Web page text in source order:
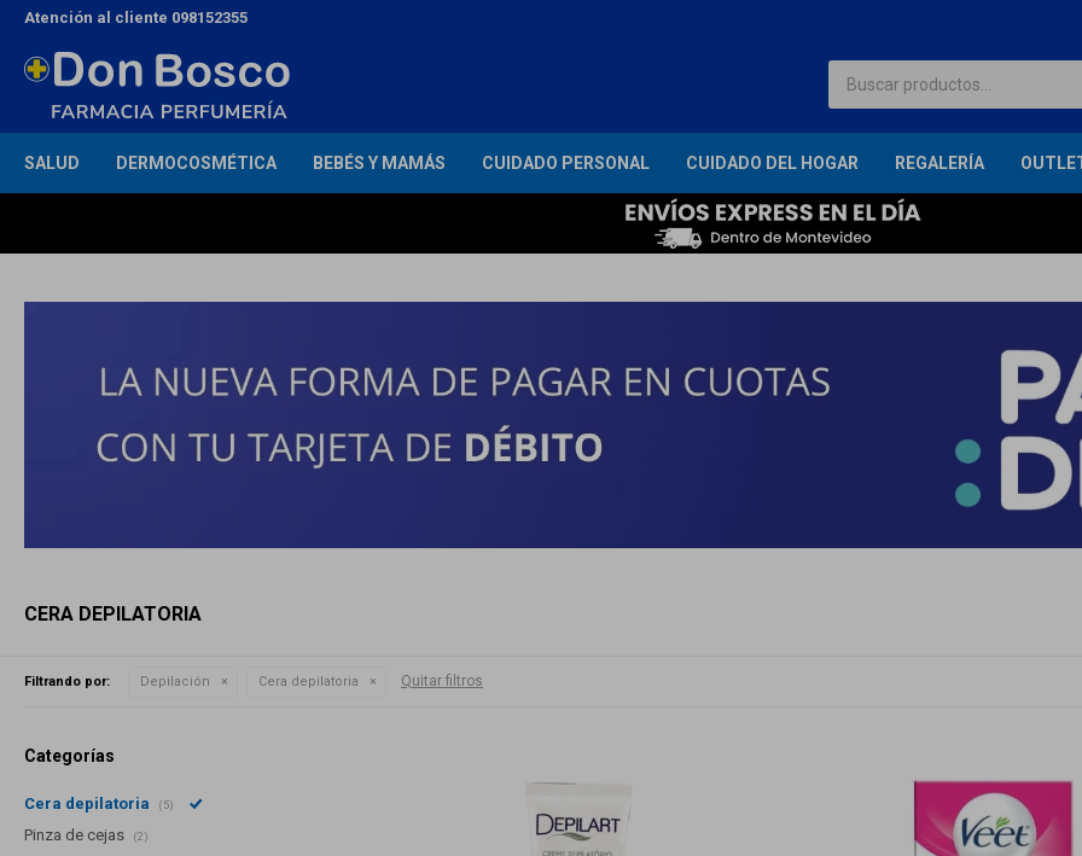
SALUD DERMOCOSMÉTICA BEBÉS Y MAMÁS CUIDADO PERSONAL CUIDADO DEL HOGAR REGALERÍA
Atención al cliente 098152355
CERA DEPILATORIA
Filtrando por: Depilación Cera depilatoria Quitar filtros
Categorías
Cera depilatoria (5)
Pinza de cejas (2)